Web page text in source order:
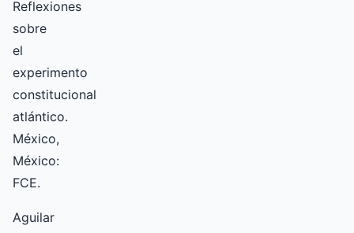
Reflexiones
sobre
el
experimento
constitucional
atlántico.
México,
México:
FCE.
Aguilar